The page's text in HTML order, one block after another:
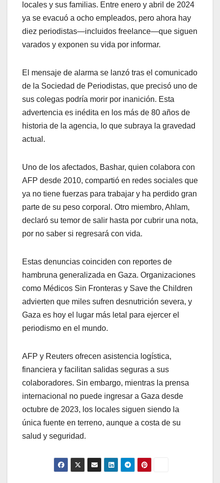
locales y sus familias. Entre enero y abril de 2024
ya se evacuó a ocho empleados, pero ahora hay
diez periodistas—incluidos freelance—que siguen
varados y exponen su vida por informar.
El mensaje de alarma se lanzó tras el comunicado
de la Sociedad de Periodistas, que precisó uno de
sus colegas podría morir por inanición. Esta
advertencia es inédita en los más de 80 años de
historia de la agencia, lo que subraya la gravedad
actual.
Uno de los afectados, Bashar, quien colabora con
AFP desde 2010, compartió en redes sociales que
ya no tiene fuerzas para trabajar y ha perdido gran
parte de su peso corporal. Otro miembro, Ahlam,
declaró su temor de salir hasta por cubrir una nota,
por no saber si regresará con vida.
Estas denuncias coinciden con reportes de
hambruna generalizada en Gaza. Organizaciones
como Médicos Sin Fronteras y Save the Children
advierten que miles sufren desnutrición severa, y
Gaza es hoy el lugar más letal para ejercer el
periodismo en el mundo.
AFP y Reuters ofrecen asistencia logística,
financiera y facilitan salidas seguras a sus
colaboradores. Sin embargo, mientras la prensa
internacional no puede ingresar a Gaza desde
octubre de 2023, los locales siguen siendo la
única fuente en terreno, aunque a costa de su
salud y seguridad.